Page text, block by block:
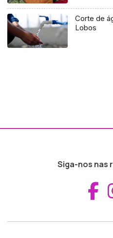
Corte de
Lobos
Siga-nos nas